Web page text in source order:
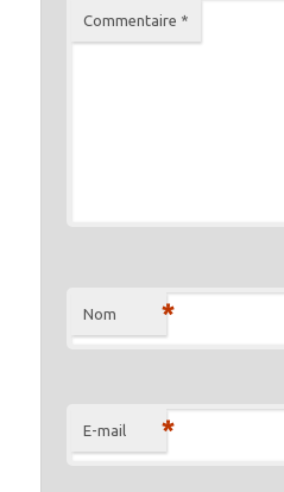
Commentaire *
Nom *
E-mail *